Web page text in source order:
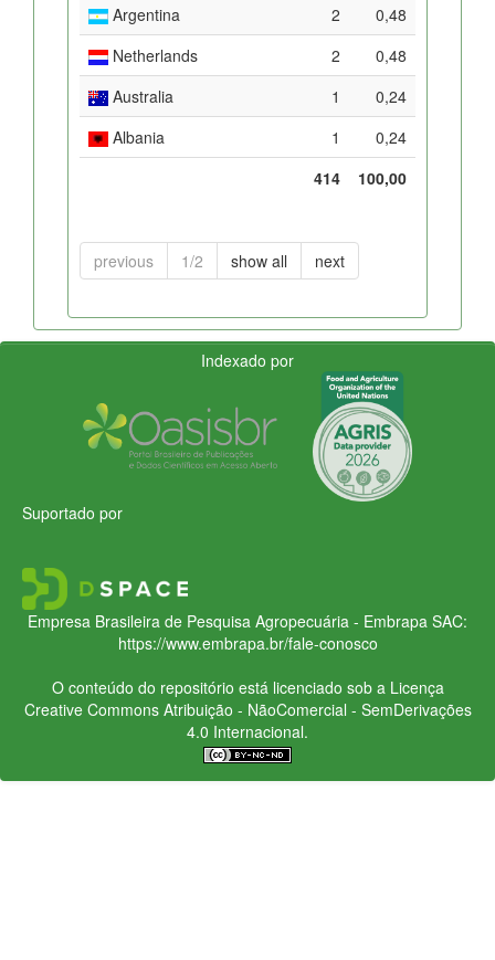
Argentina 2
0,48
Netherlands
2
0,48
Australia
1
0,24
Albania
1
0,24
414
100,00
previous 1/2 show all next
Indexado por
Suportado por
Empresa Brasileira de Pesquisa Agropecuária - Embrapa SAC:
https://www.embrapa.br/fale-conosco
O conteúdo do repositório está licenciado sob a Licença
Creative CommonsAtribuição - NãoComercial - SemDerivações
4.0 Internacional.